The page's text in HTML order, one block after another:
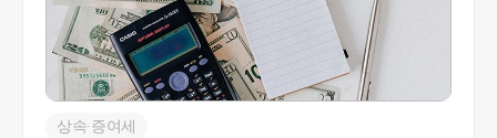
상속∙증여세